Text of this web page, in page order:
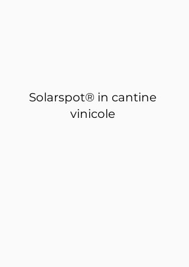
Solarspot® in cantine
vinicole